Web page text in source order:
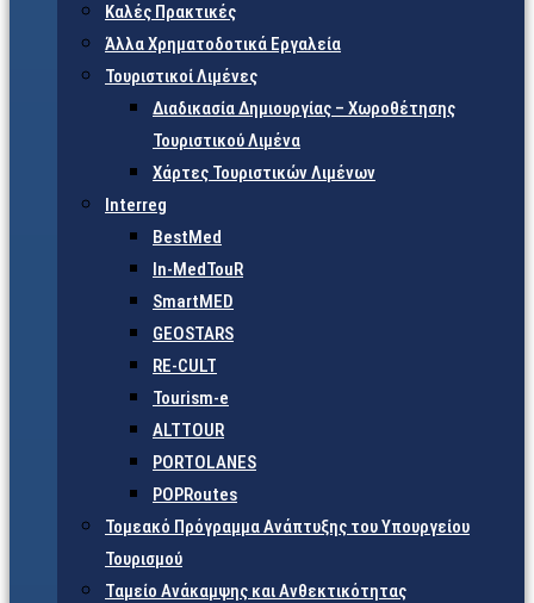
Καλές Πρακτικές
Άλλα Χρηματοδοτικά Εργαλεία
Τουριστικοί Λιμένες
Διαδικασία Δημιουργίας – Χωροθέτησης
Τουριστικού Λιμένα
Χάρτες Τουριστικών Λιμένων
Interreg
BestMed
In-MedTouR
SmartMED
GEOSTARS
RE-CULT
Tourism-e
ALTTOUR
PORTOLANES
POPRoutes
Τομεακό Πρόγραμμα Ανάπτυξης του Υπουργείου
Τουρισμού
Ταμείο Ανάκαμψης και Ανθεκτικότητας